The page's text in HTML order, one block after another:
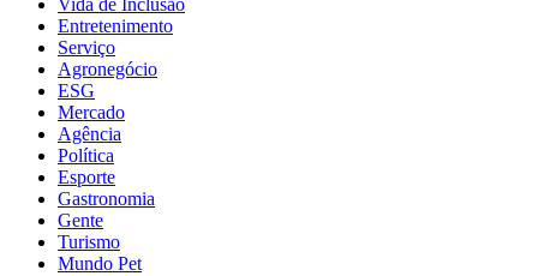
Vida de Inclusão
Entretenimento
Serviço
Agronegócio
ESG
Mercado
Agência
Política
Esporte
Gastronomia
Gente
Turismo
Mundo Pet